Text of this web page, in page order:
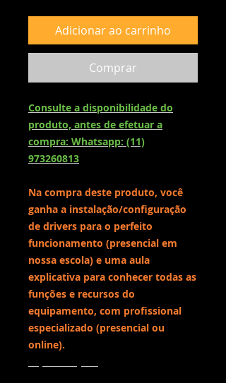
Adicionar ao carrinho
Comprar
Consulte a disponibilidade do
produto, antes de efetuar a
compra: Whatsapp: (11)
973260813
Na compra deste produto, você
ganha a instalação/configuração
de drivers para o perfeito
funcionamento (presencial em
nossa escola) e uma aula
explicativa para conhecer todas as
funções e recursos do
equipamento, com profissional
especializado (presencial ou
online).